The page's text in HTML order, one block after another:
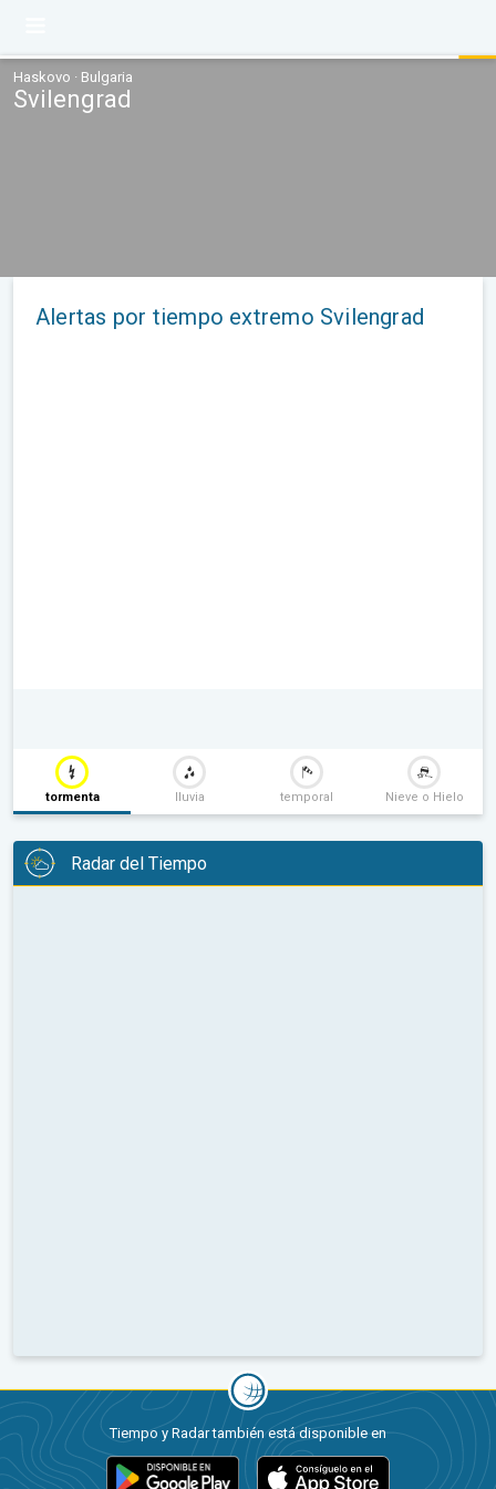
Haskovo · Bulgaria
Svilengrad
Alertas por tiempo extremo Svilengrad
tormenta lluvia temporal Nieve o Hielo
Radar del Tiempo
Tiempo y Radar también está disponible en